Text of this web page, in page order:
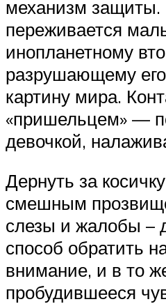
механизм защиты.
переживается
инопланетному
разрушающему
картину мира.
«пришельцем» —
девочкой,
Дернуть за
смешным
слезы и жалобы –
способ обратить
внимание, и в то
пробудившееся